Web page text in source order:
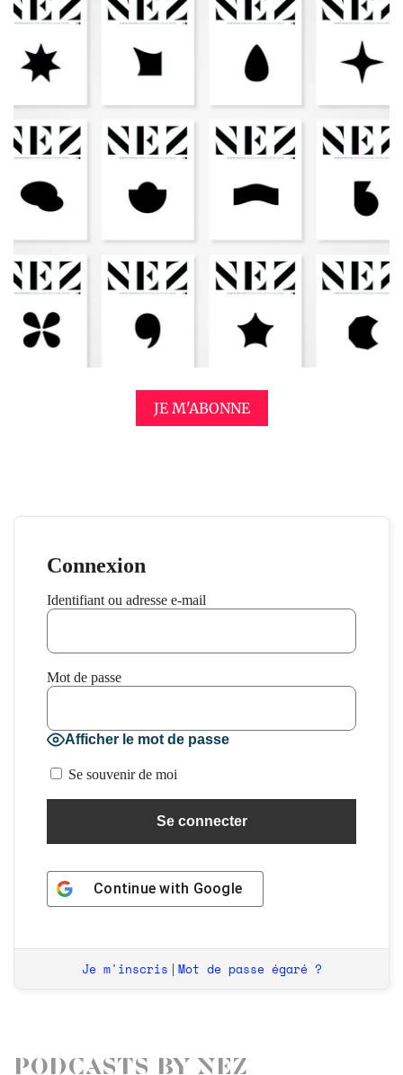
JE M'ABONNE
Connexion
Identifiant ou adresse e-mail
Mot de passe
Afficher le mot de passe
Se souvenir de moi
Continue with Google
Je m'inscris | Mot de passe égaré ?
Podcasts by Nez